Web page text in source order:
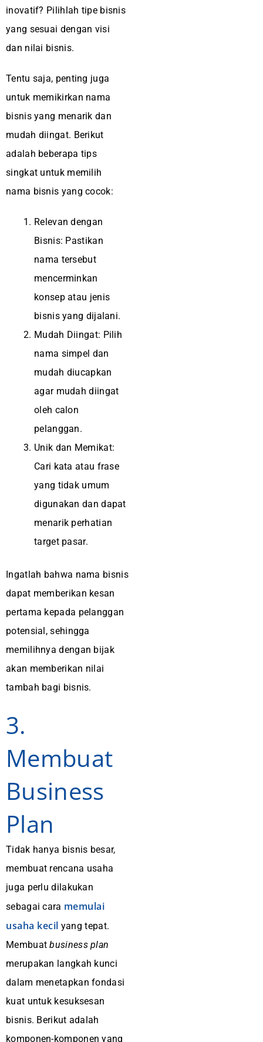
inovatif? Pilihlah tipe bisnis
yang sesuai dengan visi
dan nilai bisnis.
Tentu saja, penting juga
untuk memikirkan nama
bisnis yang menarik dan
mudah diingat. Berikut
adalah beberapa tips
singkat untuk memilih
nama bisnis yang cocok:
Relevan dengan
Bisnis: Pastikan
nama tersebut
mencerminkan
konsep atau jenis
bisnis yang dijalani.
Mudah Diingat: Pilih
nama simpel dan
mudah diucapkan
agar mudah diingat
oleh calon
pelanggan.
Unik dan Memikat:
Cari kata atau frase
yang tidak umum
digunakan dan dapat
menarik perhatian
target pasar.
Ingatlah bahwa nama bisnis
dapat memberikan kesan
pertama kepada pelanggan
potensial, sehingga
memilihnya dengan bijak
akan memberikan nilai
tambah bagi bisnis.
3.
Membuat
Business
Plan
Tidak hanya bisnis besar,
membuat rencana usaha
juga perlu dilakukan
sebagai cara memulai
usaha kecil yang tepat.
Membuatbusiness plan
merupakan langkah kunci
dalam menetapkan fondasi
kuat untuk kesuksesan
bisnis. Berikut adalah
komponen-komponen yang